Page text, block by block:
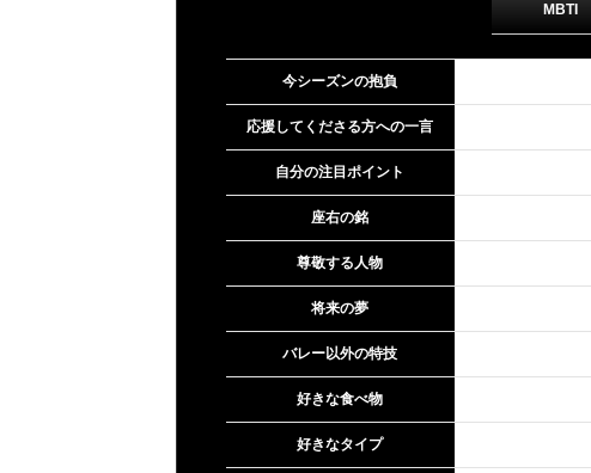
MBTI
今シーズンの抱負
応援してくださる方への一言
自分の注目ポイント
座右の銘
尊敬する人物
将来の夢
バレー以外の特技
好きな食べ物
好きなタイプ